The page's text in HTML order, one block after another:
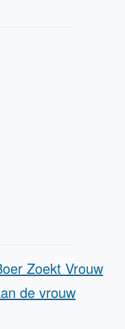
Zoekt Vrouw
de vrouw